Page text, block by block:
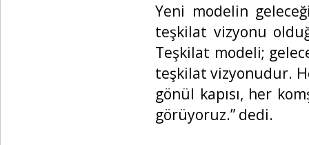
Yeni modelin
teşkilat vizyonu
Teşkilat modeli;
teşkilat vizyonudur.
gönül kapısı, her
görüyoruz.” dedi.